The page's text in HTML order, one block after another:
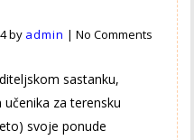
by admin |No Comments
sastanku,
za terensku
svoje ponude